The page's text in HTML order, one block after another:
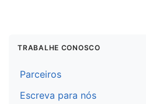
TRABALHE CONOSCO
Parceiros
Escreva para nós